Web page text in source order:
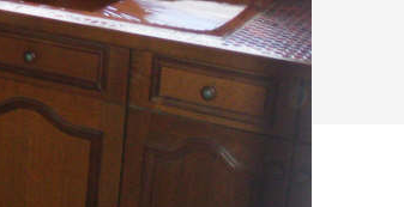
AGE MOYEN
VOITURE